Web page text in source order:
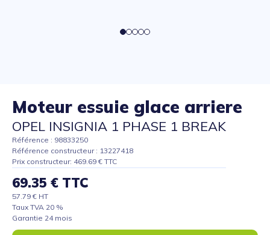
Moteur essuie glace arriere
OPEL INSIGNIA 1 PHASE 1 BREAK
Référence : 98833250
Référence constructeur : 13227418
Prix constructeur: 469.69 € TTC
69.35 € TTC
57.79 € HT
Taux TVA 20 %
Garantie 24 mois